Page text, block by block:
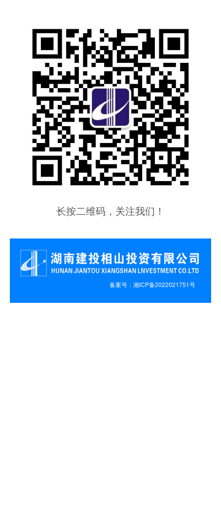
长按二维码，关注我们！
备案号：湘ICP备2022021751号